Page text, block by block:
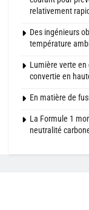
relativement
Des ingénieurs
température
Lumière verte
convertie en
En matière de
La Formule 1
neutralité